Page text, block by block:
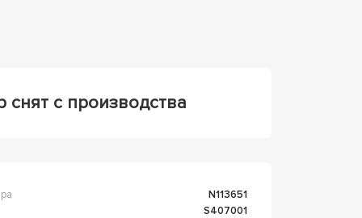
снят с производства
n113651
s407001